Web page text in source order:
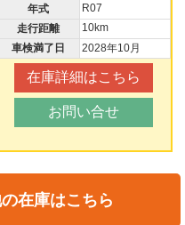
年式
R07
走行距離
10km
車検満了日
2028年10月
在庫詳細はこちら
お問い合せ
在庫はこちら